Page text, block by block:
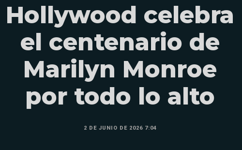
Hollywood celebra
el centenario de
Marilyn Monroe
por todo lo alto
2 DE JUNIO DE 2026 7:04